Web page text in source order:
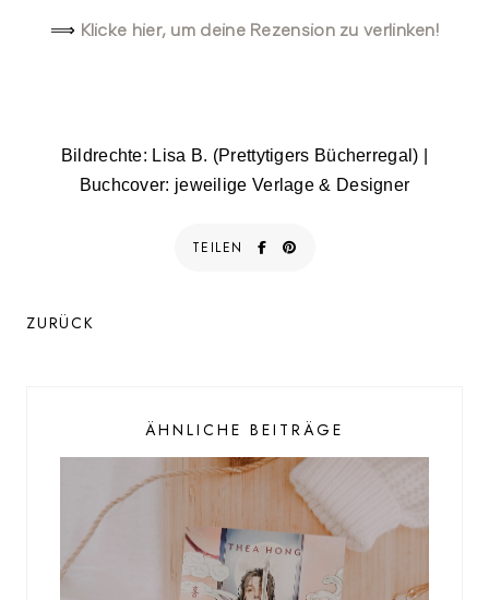
⟹ Klicke hier, um deine Rezension zu verlinken!
Bildrechte: Lisa B. (Prettytigers Bücherregal) |
Buchcover: jeweilige Verlage & Designer
TEILEN
ZURÜCK
ÄHNLICHE BEITRÄGE